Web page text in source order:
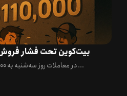
بیت‌کوین تحت فشار فروش
قیمت بیت‌کوین (BTC) در معاملات روز سه‌شنبه به 114,400 دلار ...